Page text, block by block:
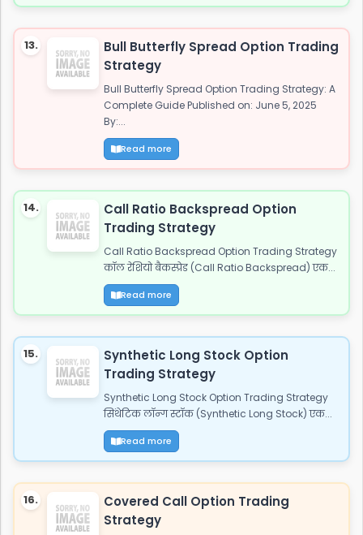
13.
Bull Butterfly Spread Option Trading
Strategy
Bull Butterfly Spread Option Trading Strategy: A
Complete Guide Published on: June 5, 2025
By:...
Read more
14.
Call Ratio Backspread Option
Trading Strategy
Call Ratio Backspread Option Trading Strategy
कॉल रेशियो बैकस्प्रेड (Call Ratio Backspread) एक...
Read more
15.
Synthetic Long Stock Option
Trading Strategy
Synthetic Long Stock Option Trading Strategy
सिंथेटिक लॉन्ग स्टॉक (Synthetic Long Stock) एक...
Read more
16.
Covered Call Option Trading
Strategy